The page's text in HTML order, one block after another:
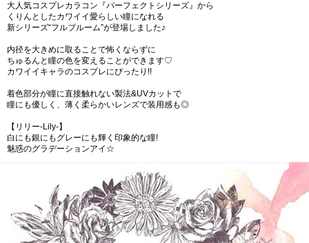
大人気コスプレカラコン『パーフェクトシリーズ』から
くりんとしたカワイイ愛らしい瞳になれる
新シリーズ“フルブルーム”が登場しました♪
内径を大きめに取ることで怖くならずに
ちゅるんと瞳の色を変えることができます♡
カワイイキャラのコスプレにぴったり!!
着色部分が瞳に直接触れない製法&UVカットで
瞳にも優しく、薄く柔らかいレンズで装用感も◎
【リリー-Lily-】
白にも銀にもグレーにも輝く印象的な瞳!
魅惑のグラデーションアイ☆